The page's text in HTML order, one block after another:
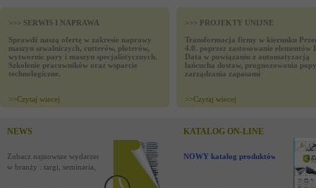
>>> SERWIS I NAPRAWA
Sprawdź naszą ofertę w zakresie naprawy
maszyn szwalniczych, cutterów, ploterów,
wytwornic pary i maszyn specjalistycznych.
Szkolenie pracowników oraz wsparcie
technologiczne.
>>Czytaj wiecej
>>> PROJEKTY UNIJNE
Transformacja firmy w kierunku
4.0. poprzez zastosowanie elementów
Data w powiązaniu z automatyzacją
łańcucha dostaw, prognozowania
zarządzania zapasami
>>Czytaj wiecej
NEWS
Zobacz najnowsze wydarzenia
w branży : targi, seminaria,
KATALOG ON-LINE
NOWY katalog produktów !